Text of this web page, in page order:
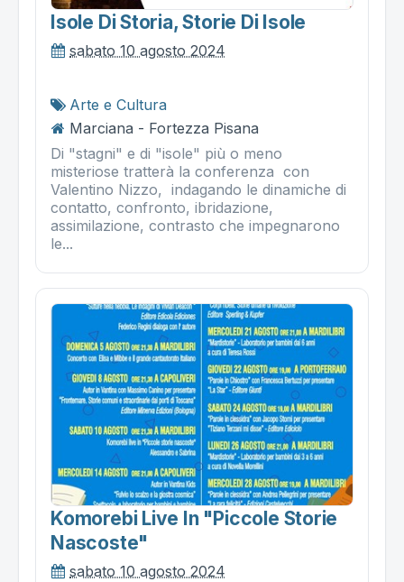
Isole Di Storia, Storie Di Isole
sabato 10 agosto 2024
Arte e Cultura
Marciana - Fortezza Pisana
Di "stagni" e di "isole" più o meno
misteriose tratterà la conferenza con
Valentino Nizzo, indagando le dinamiche di
contatto, confronto, ibridazione,
assimilazione, contrasto che impegnarono
le...
Komorebi Live In "piccole Storie
Nascoste"
sabato 10 agosto 2024